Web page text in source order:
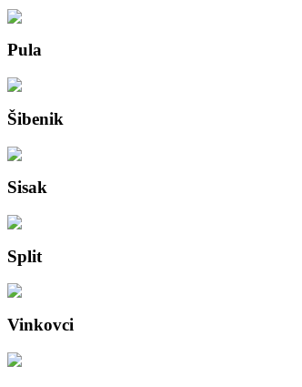
Pula
Šibenik
Sisak
Split
Vinkovci